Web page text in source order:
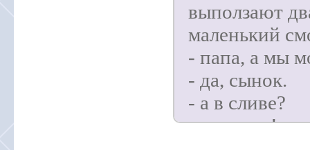
выползают
маленький
- папа, а мы
- да, сынок.
- а в сливе?
- конечно!